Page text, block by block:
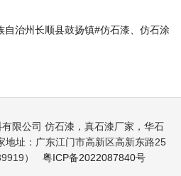
自治州长顺县鼓扬镇#仿石漆、仿石涂
限公司 仿石漆，真石漆厂家，华石
地址：广东江门市高新区高新东路25
） 粤ICP备2022087840号